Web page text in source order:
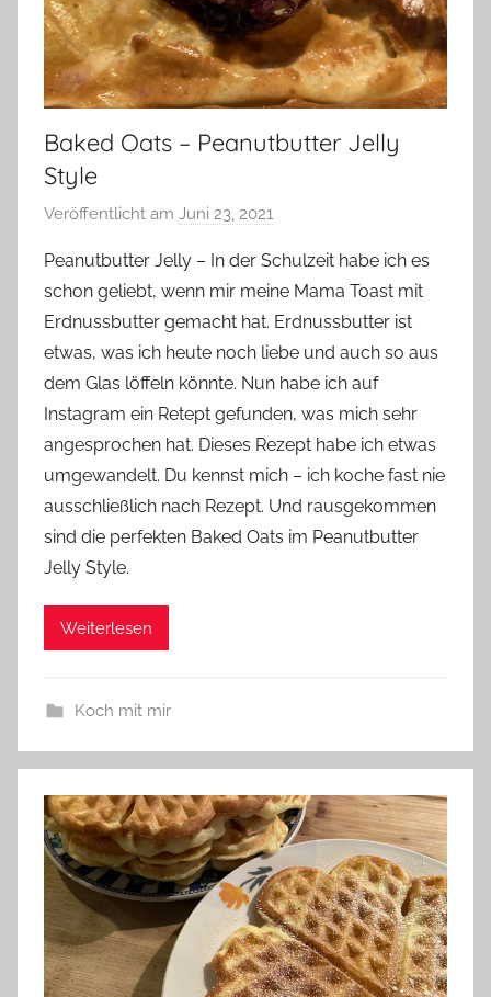
Baked Oats – Peanutbutter Jelly
Style
Veröffentlicht am Juni 23, 2021
n
Y
v
o
n
n
e
Peanutbutter Jelly – In der Schulzeit habe ich es
schon geliebt, wenn mir meine Mama Toast mit
Erdnussbutter gemacht hat. Erdnussbutter ist
etwas, was ich heute noch liebe und auch so aus
dem Glas löffeln könnte. Nun habe ich auf
Instagram ein Retept gefunden, was mich sehr
angesprochen hat. Dieses Rezept habe ich etwas
umgewandelt. Du kennst mich – ich koche fast nie
ausschließlich nach Rezept. Und rausgekommen
sind die perfekten Baked Oats im Peanutbutter
Jelly Style.
Weiterlesen
Koch mit mir